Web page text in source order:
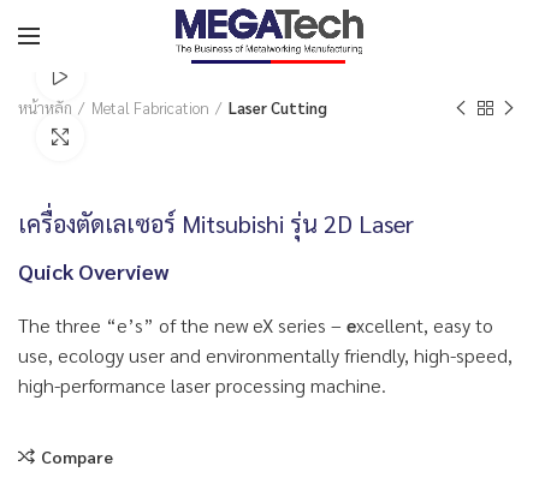
หน้าหลัก Metal Fabrication Laser Cutting
เครื่องตัดเลเซอร์ Mitsubishi รุ่น 2D Laser
Quick Overview
The three “e’s” of the new eX series – excellent, easy to
use, ecology user and environmentally friendly, high-speed,
high-performance laser processing machine.
Compare